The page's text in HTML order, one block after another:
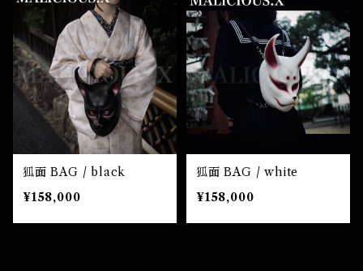
狐面 BAG / black
¥158,000
狐面 BAG / white
¥158,000